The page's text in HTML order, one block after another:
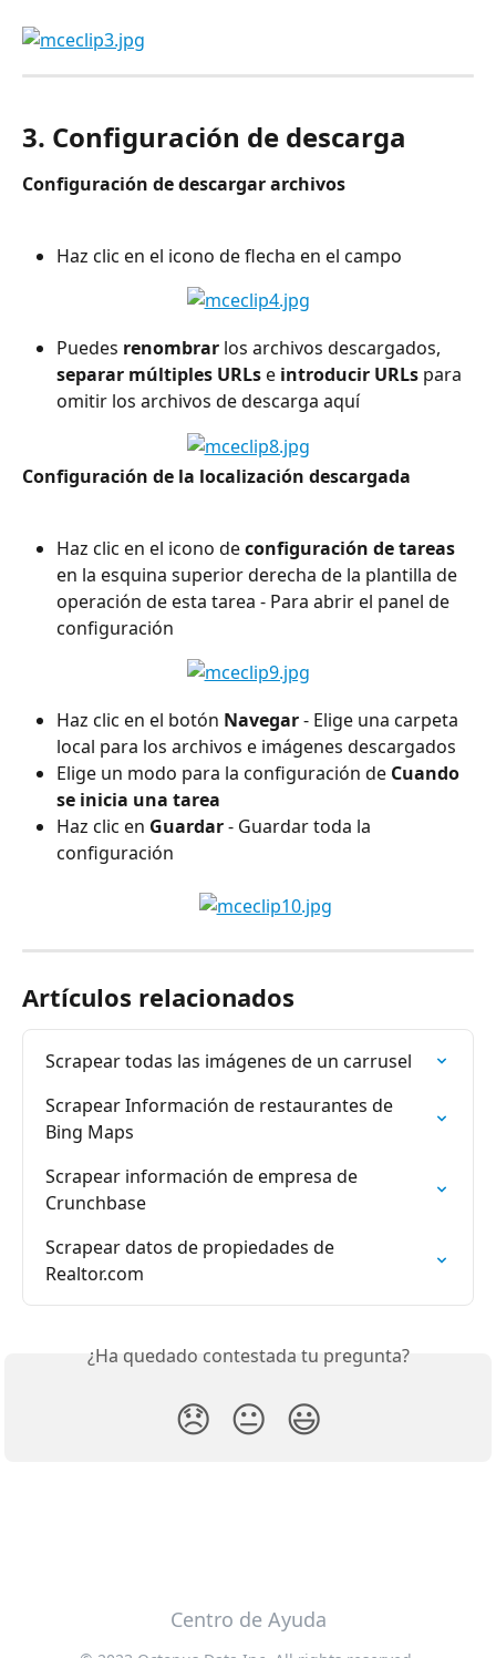
3. Configuración de descarga
Configuración de descargar archivos
Haz clic en el icono de flecha en el campo
Puedes renombrar los archivos descargados,
separar múltiples URLs e introducir URLs para
omitir los archivos de descarga aquí
Configuración de la localización descargada
Haz clic en el icono de configuración de tareas
en la esquina superior derecha de la plantilla de
operación de esta tarea - Para abrir el panel de
configuración
Haz clic en el botón Navegar - Elige una carpeta
local para los archivos e imágenes descargados
Elige un modo para la configuración de Cuando
se inicia una tarea
Haz clic en Guardar - Guardar toda la
configuración
Artículos relacionados
Scrapear todas las imágenes de un carrusel
Scrapear Información de restaurantes de
Bing Maps
Scrapear información de empresa de
Crunchbase
Scrapear datos de propiedades de
Realtor.com
¿Ha quedado contestada tu pregunta?
😞 😐 😃
Centro de Ayuda